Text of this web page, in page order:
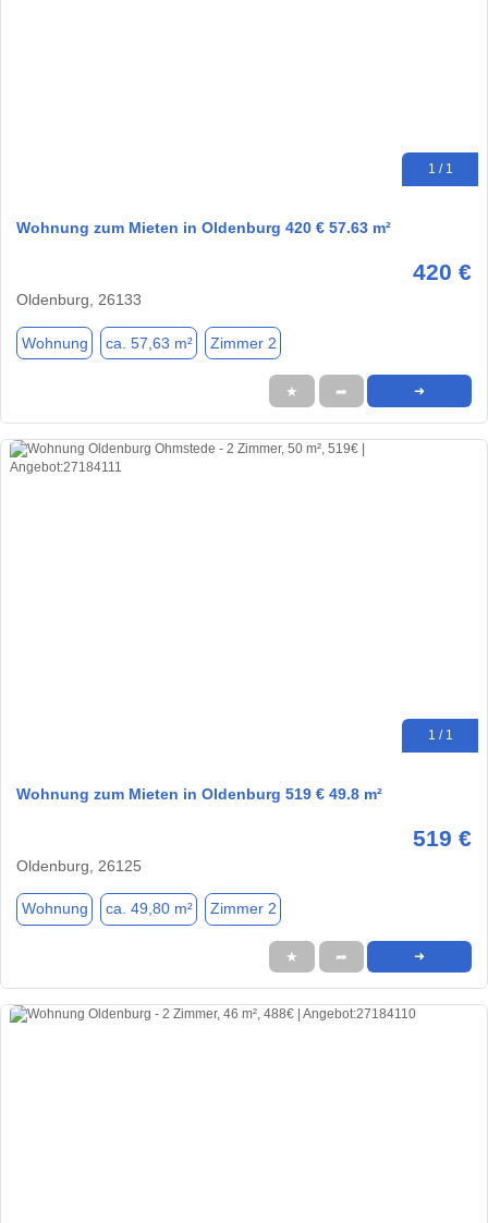
1 / 1
Wohnung zum Mieten in Oldenburg 420 € 57.63 m²
420 €
Oldenburg, 26133
Wohnung ca. 57,63 m² Zimmer 2
★ ➦ ➜
1 / 1
Wohnung zum Mieten in Oldenburg 519 € 49.8 m²
519 €
Oldenburg, 26125
Wohnung ca. 49,80 m² Zimmer 2
★ ➦ ➜